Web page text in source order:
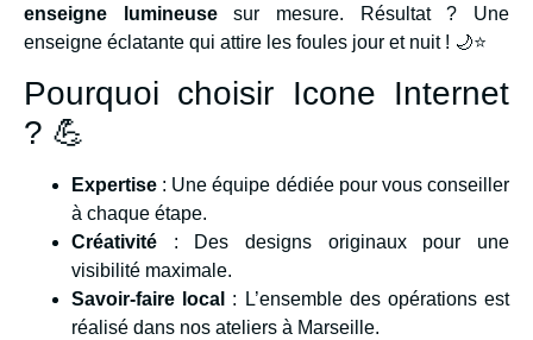
enseigne lumineusesur mesure. Résultat ? Une
enseigne éclatante qui attire les foules jour et nuit ! 🌙⭐
Pourquoi choisir Icone Internet
? 💪
Expertise : Une équipe dédiée pour vous conseiller
à chaque étape.
Créativité : Des designs originaux pour une
visibilité maximale.
Savoir-faire local
: L’ensemble des opérations est
réalisé dans nos ateliers à Marseille.